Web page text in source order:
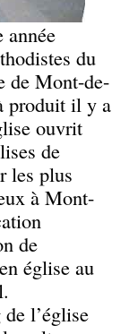
du
de Mont-de-
produit il y a
ouvrit
de
les plus
à Mont-
de
église au
l’église